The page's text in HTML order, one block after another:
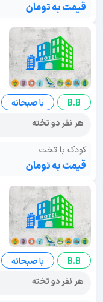
قیمت به تومان
B.B
با صبحانه
هر نفر دو تخته
کودک با تخت
قیمت به تومان
B.B
با صبحانه
هر نفر دو تخته